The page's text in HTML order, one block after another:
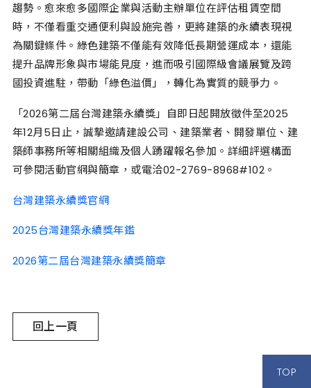
趨勢。愈來愈多國際企業與活動主辦單位在評估租賃空間
時，不僅看重交通便利與設施完善，更將建築的永續表現視
為關鍵條件。綠色建築不僅能有效降低長期營運成本，還能
提升品牌形象與市場能見度，進而吸引國際級會議展覽及跨
國投資進駐，帶動「綠色溢價」，轉化為實質的競爭力。
「2026第二屆台灣建築永續獎」自即日起開放徵件至2025
年12月5日止，誠摯邀請建設公司、建築業者、開發單位、建
築師事務所等相關組織及個人踴躍報名參加。詳細評選構面
可參閱活動官網與簡章，或電洽02-2769-8968#102。
台灣建築永續獎官網
2025台灣建築永續獎年鑑
2026第二屆台灣建築永續獎簡章
回上一頁
TOP